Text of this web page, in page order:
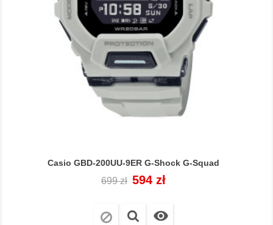
Casio GBD-200UU-9ER G-Shock G-Squad
Cena
699 zł Cena
594 zł
